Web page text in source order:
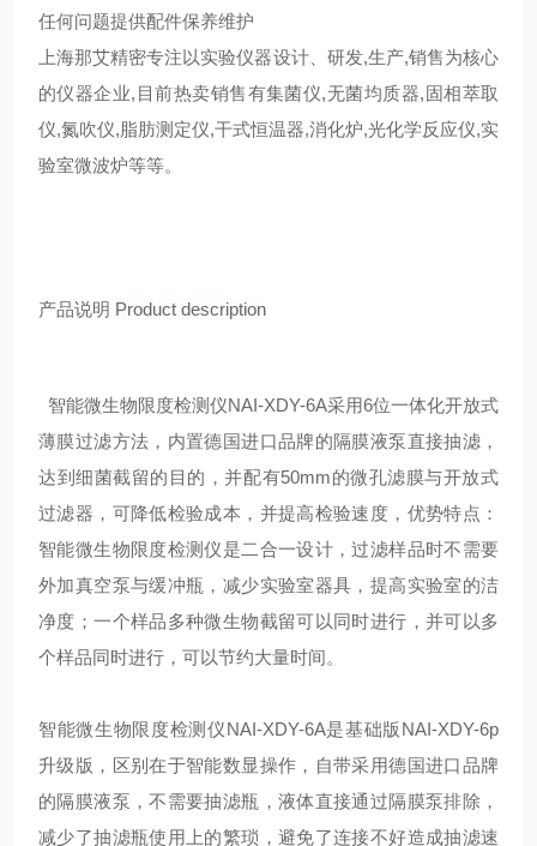
任何问题提供配件保养维护
上海那艾精密专注以实验仪器设计、研发,生产,销售为核心
的仪器企业,目前热卖销售有集菌仪,无菌均质器,固相萃取
仪,氮吹仪,脂肪测定仪,干式恒温器,消化炉,光化学反应仪,实
验室微波炉等等。
产品说明 Product description
智能微生物限度检测仪NAI-XDY-6A采用6位一体化开放式
薄膜过滤方法，内置德国进口品牌的隔膜液泵直接抽滤，
达到细菌截留的目的，并配有50mm的微孔滤膜与开放式
过滤器，可降低检验成本，并提高检验速度，优势特点：
智能微生物限度检测仪是二合一设计，过滤样品时不需要
外加真空泵与缓冲瓶，减少实验室器具，提高实验室的洁
净度；一个样品多种微生物截留可以同时进行，并可以多
个样品同时进行，可以节约大量时间。
智能微生物限度检测仪NAI-XDY-6A是基础版NAI-XDY-6p
升级版，区别在于智能数显操作，自带采用德国进口品牌
的隔膜液泵，不需要抽滤瓶，液体直接通过隔膜泵排除，
减少了抽滤瓶使用上的繁琐，避免了连接不好造成抽滤速